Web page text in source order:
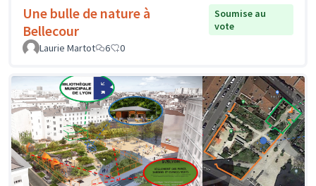
Une bulle de nature à
Bellecour
Soumise au
vote
Laurie Martot
6 0